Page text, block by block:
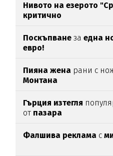
Нивото на езерото
критично
Поскъпване за една
евро!
Пияна жена рани с
Монтана
Гърция изтегля
от пазара
Фалшива реклама с